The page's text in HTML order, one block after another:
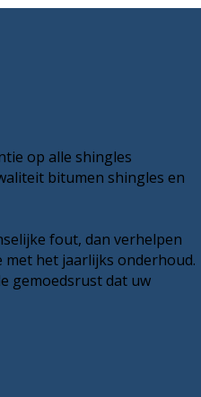
op alle shingles
bitumen shingles en
fout, dan verhelpen
het jaarlijks onderhoud.
gemoedsrust dat uw